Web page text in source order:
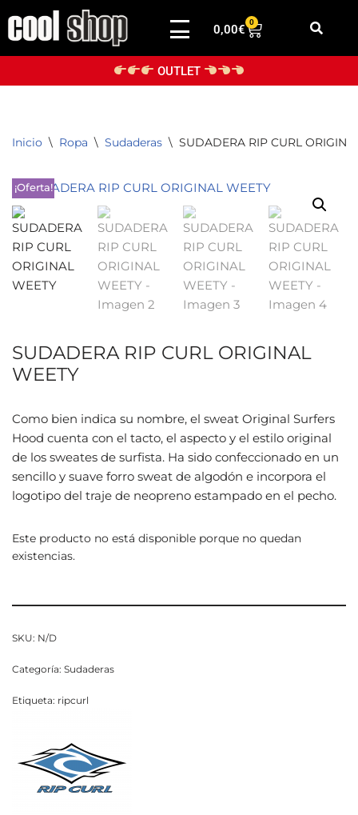
Saltar
0,00€
0
OUTLET
Inicio \ Ropa \ Sudaderas \ SUDADERA RIP CURL
¡Oferta!
SUDADERA RIP CURL ORIGINAL
WEETY
Como bien indica su nombre, el sweat Original Surfers
Hood cuenta con el tacto, el aspecto y el estilo original
de los sweates de surfista. Ha sido confeccionado en un
sencillo y suave forro sweat de algodón e incorpora el
logotipo del traje de neopreno estampado en el pecho.
Este producto no está disponible porque no quedan
existencias.
SKU: N/D
Categoría: Sudaderas
Etiqueta: ripcurl